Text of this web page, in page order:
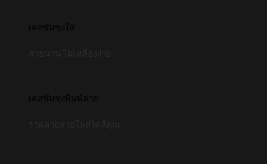
เคสซัมซุงใส
เคสซัมซุงพิมพ์ลาย